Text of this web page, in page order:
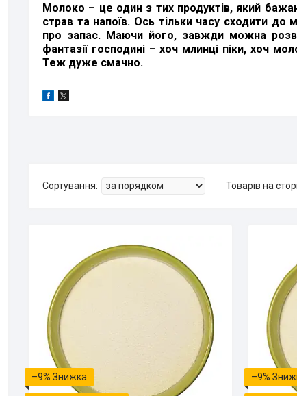
Молоко – це один з тих продуктів, який
страв та напоїв. Ось тільки часу сходити
про запас. Маючи його, завжди можна
фантазії господині – хоч млинці піки, хоч
Теж дуже смачно.
–9% –9%